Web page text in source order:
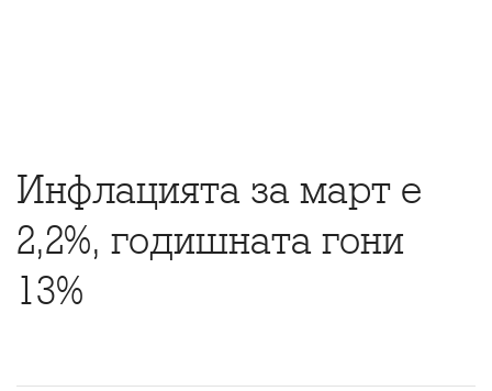
Инфлацията за март е
2,2%, годишната гони
13%